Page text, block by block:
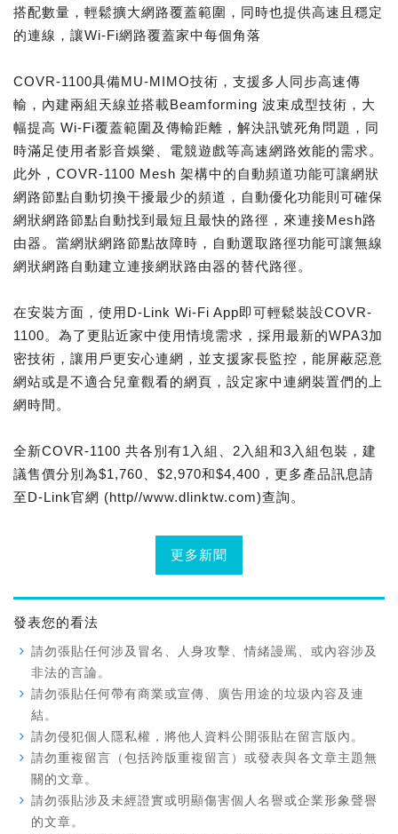
搭配數量，輕鬆擴大網路覆蓋範圍，同時也提供高速且穩定
的連線，讓Wi-Fi網路覆蓋家中每個角落
COVR-1100具備MU-MIMO技術，支援多人同步高速傳
輸，內建兩組天線並搭載Beamforming 波束成型技術，大
幅提高 Wi-Fi覆蓋範圍及傳輸距離，解決訊號死角問題，同
時滿足使用者影音娛樂、電競遊戲等高速網路效能的需求。
此外，COVR-1100 Mesh 架構中的自動頻道功能可讓網狀
網路節點自動切換干擾最少的頻道，自動優化功能則可確保
網狀網路節點自動找到最短且最快的路徑，來連接Mesh路
由器。當網狀網路節點故障時，自動選取路徑功能可讓無線
網狀網路自動建立連接網狀路由器的替代路徑。
在安裝方面，使用D-Link Wi-Fi App即可輕鬆裝設COVR-
1100。為了更貼近家中使用情境需求，採用最新的WPA3加
密技術，讓用戶更安心連網，並支援家長監控，能屏蔽惡意
網站或是不適合兒童觀看的網頁，設定家中連網裝置們的上
網時間。
全新COVR-1100 共各別有1入組、2入組和3入組包裝，建
議售價分別為$1,760、$2,970和$4,400，更多產品訊息請
至D-Link官網 (http//www.dlinktw.com)查詢。
更多新聞
發表您的看法
請勿張貼任何涉及冒名、人身攻擊、情緒謾罵、或內容涉及
非法的言論。
請勿張貼任何帶有商業或宣傳、廣告用途的垃圾內容及連
結。
請勿侵犯個人隱私權，將他人資料公開張貼在留言版內。
請勿重複留言（包括跨版重複留言）或發表與各文章主題無
關的文章。
請勿張貼涉及未經證實或明顯傷害個人名譽或企業形象聲譽
的文章。